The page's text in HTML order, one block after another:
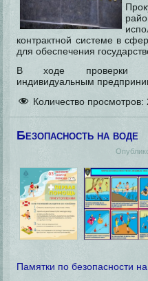
контрактной системе в
для обеспечения
В ходе проверки
индивидуальным
Количество просмотров:
Безопасность на воде
Памятки по безопасности